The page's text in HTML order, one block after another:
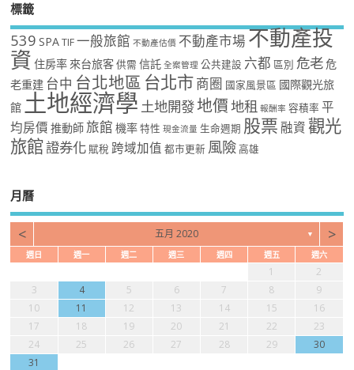
標籤
539 SPA TIF 一般旅館 不動產估價 不動產市場不動產投
資 住房率 來台旅客 供需 信託 全案管理 公共建設 六都 區別 危老危
老重建 台中 台北地區 台北市商圈 國家風景區 國際觀光旅
館 土地經濟學 土地開發地價地租 報酬率 容積率 平
均房價 推動師旅館 機率 特性 現金流量 生命週期 股票 融資 觀光
旅館證券化 賦稅 跨域加值 都市更新 風險 高雄
月曆
< 五月 2020 ▼ >
週日 週一 週二 週三 週四 週五 週六
1
2
3
4 5 6 7 8
9
10
11 12 13 14 15
16
17
18 19 20 21 22
23
24
25 26 27 28 29
30
31